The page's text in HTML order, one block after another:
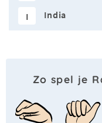
I India
Zo spel je